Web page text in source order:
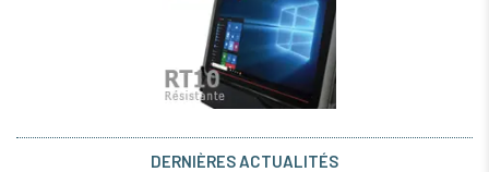
DERNIÈRES ACTUALITÉS